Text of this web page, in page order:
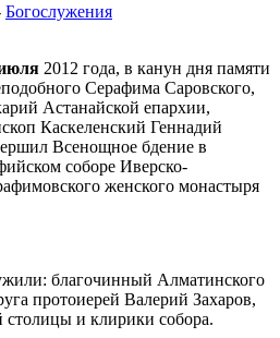
Богослужения
2012 года, в канун дня памяти
Серафима Саровского,
Астанайской епархии,
Каскеленский Геннадий
Всенощное бдение в
соборе Иверско-
женского монастыря
благочинный Алматинского
протоиерей Валерий Захаров,
и клирики собора.